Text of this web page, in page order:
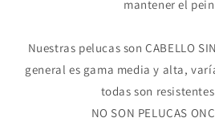
mantener el
Nuestras pelucas son CABELLO
general es gama media y alta,
todas son
NO SON PELUCAS